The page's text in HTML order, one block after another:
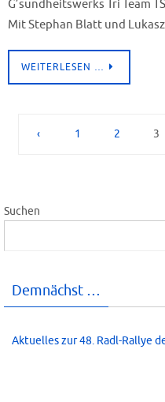
G’sundheitswerks Tri Team
Mit Stephan Blatt und
WEITERLESEN …
‹ 1 2 3
Suchen
Demnächst …
Aktuelles zur 48. Radl-Rallye